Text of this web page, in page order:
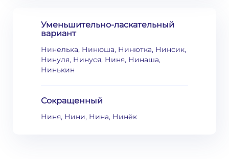
Уменьшительно-ласкательный
вариант
Нинелька, Нинюша, Нинютка, Нинсик,
Нинуля, Нинуся, Ниня, Нинаша,
Нинькин
Сокращенный
Ниня, Нини, Нина, Нинёк